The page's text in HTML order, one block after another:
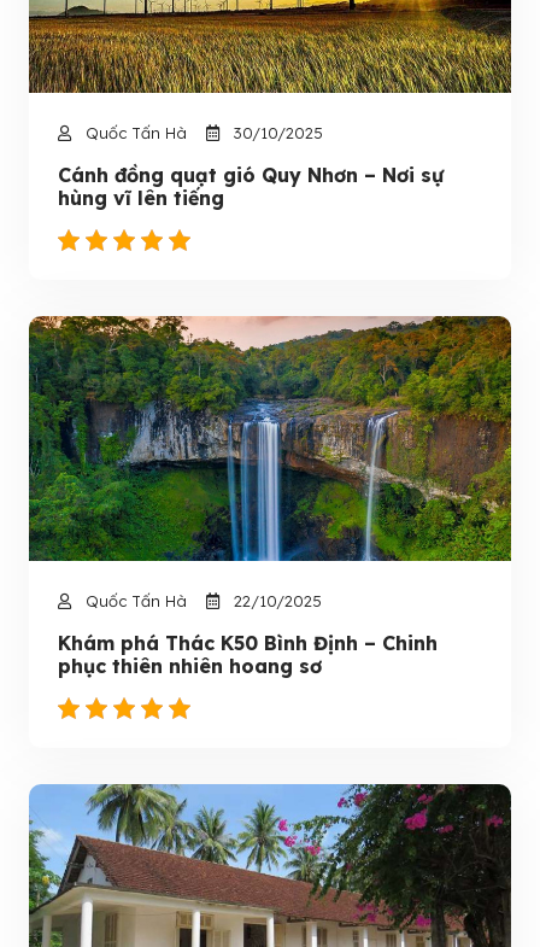
Quốc Tấn Hà 30/10/2025
Cánh đồng quạt gió Quy Nhơn – Nơi sự
hùng vĩ lên tiếng
Quốc Tấn Hà 22/10/2025
Khám phá Thác K50 Bình Định – Chinh
phục thiên nhiên hoang sơ